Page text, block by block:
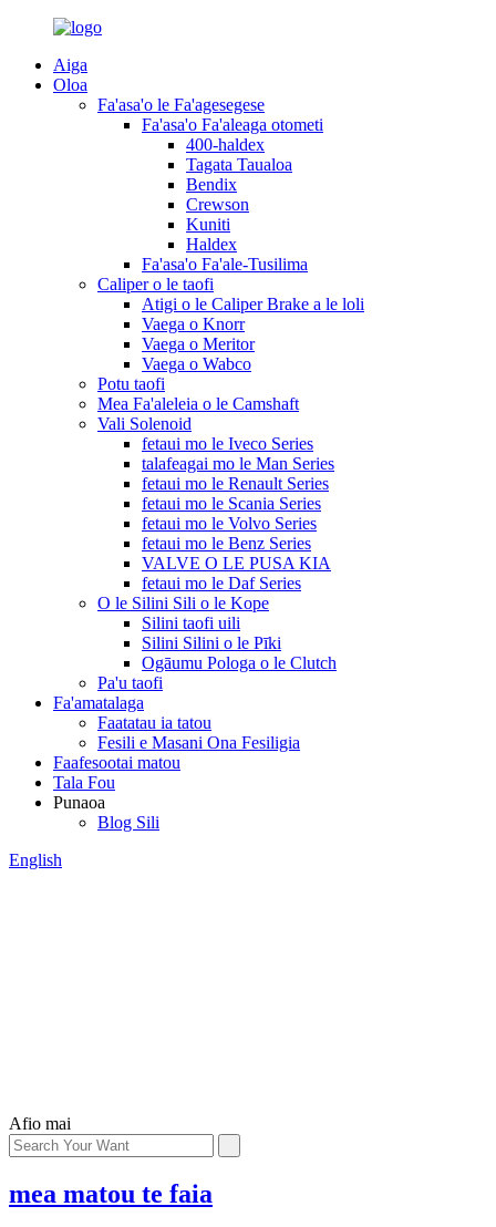
Aiga
Oloa
Fa'asa'o le Fa'agesegese
Fa'asa'o Fa'aleaga otometi
400-haldex
Tagata Taualoa
Bendix
Crewson
Kuniti
Haldex
Fa'asa'o Fa'ale-Tusilima
Caliper o le taofi
Atigi o le Caliper Brake a le loli
Vaega o Knorr
Vaega o Meritor
Vaega o Wabco
Potu taofi
Mea Fa'aleleia o le Camshaft
Vali Solenoid
fetaui mo le Iveco Series
talafeagai mo le Man Series
fetaui mo le Renault Series
fetaui mo le Scania Series
fetaui mo le Volvo Series
fetaui mo le Benz Series
VALVE O LE PUSA KIA
fetaui mo le Daf Series
O le Silini Sili o le Kope
Silini taofi uili
Silini Silini o le Pīki
Ogāumu Pologa o le Clutch
Pa'u taofi
Fa'amatalaga
Faatatau ia tatou
Fesili e Masani Ona Fesiligia
Faafesootai matou
Tala Fou
Punaoa
Blog Sili
English
Afio mai
mea matou te faia